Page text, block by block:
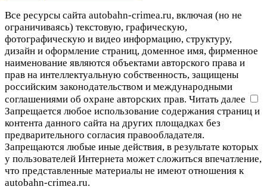
Все ресурсы сайта autobahn-crimea.ru, включая (но не
ограничиваясь) текстовую, графическую,
фотографическую и видео информацию, структуру,
дизайн и оформление страниц, доменное имя, фирменное
наименование являются объектами авторского права и
прав на интеллектуальную собственность, защищены
российским законодательством и международными
соглашениями об охране авторских прав. Читать далее
Запрещается любое использование содержания страниц и
контента данного сайта на других площадках без
предварительного согласия правообладателя.
Запрещаются любые иные действия, в результате которых
у пользователей Интернета может сложиться впечатление,
что представленные материалы не имеют отношения к
autobahn-crimea.ru.